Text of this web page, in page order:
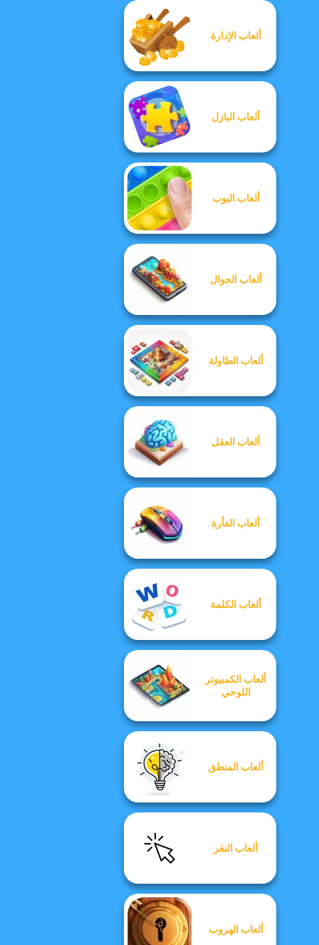
ألعاب الإدارة
ألعاب البازل
ألعاب البوب
ألعاب الجوال
ألعاب الطاولة
ألعاب العقل
ألعاب الفأرة
ألعاب الكلمة
ألعاب الكمبيوتر
اللوحي
ألعاب المنطق
ألعاب النقر
ألعاب الهروب